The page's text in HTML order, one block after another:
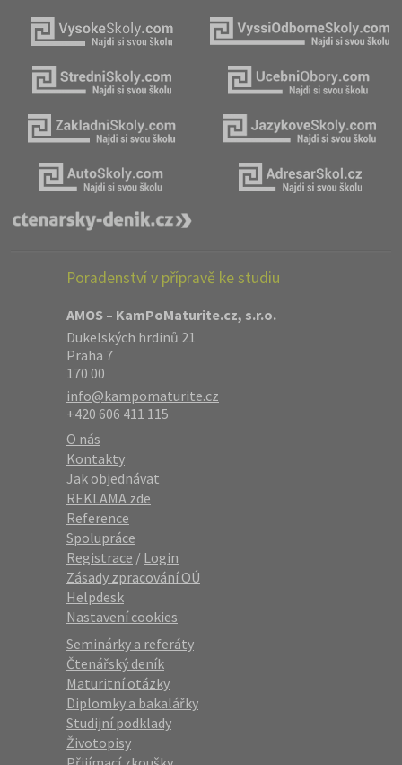
Poradenství v přípravě ke studiu
AMOS – KamPoMaturite.cz, s.r.o.
Dukelských hrdinů 21
Praha 7
170 00
info@kampomaturite.cz
+420 606 411 115
O nás
Kontakty
Jak objednávat
REKLAMA zde
Reference
Spolupráce
Registrace / Login
Zásady zpracování OÚ
Helpdesk
Nastavení cookies
Seminárky a referáty
Čtenářský deník
Maturitní otázky
Diplomky a bakalářky
Studijní podklady
Životopisy